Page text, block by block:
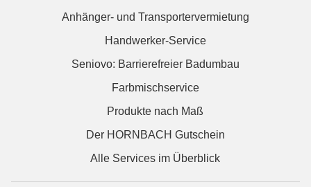
Anhänger- und Transportervermietung
Handwerker-Service
Seniovo: Barrierefreier Badumbau
Farbmischservice
Produkte nach Maß
Der HORNBACH Gutschein
Alle Services im Überblick